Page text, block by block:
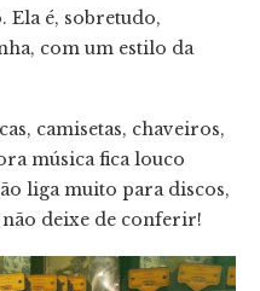
Ela é, sobretudo,
com um estilo da
camisetas, chaveiros,
música fica louco
liga muito para discos,
deixe de conferir!